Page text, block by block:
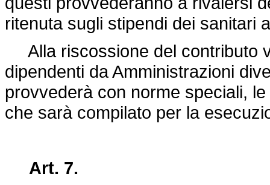
ritenuta sugli stipendi dei sanitari
Alla riscossione del contributo
dipendenti da Amministrazioni
provvederà con norme speciali,
che sarà compilato per la
Art. 7.